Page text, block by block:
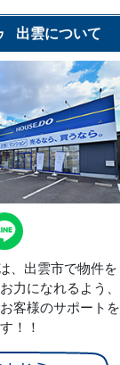
出雲について
、出雲市で物件を
力になれるよう、
客様のサポートを
！！